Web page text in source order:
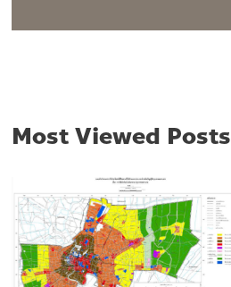
Most Viewed Posts